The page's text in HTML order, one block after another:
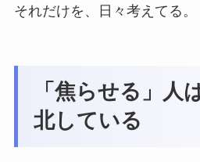
それだけを、日々考えてる。
「焦らせる」人
北している